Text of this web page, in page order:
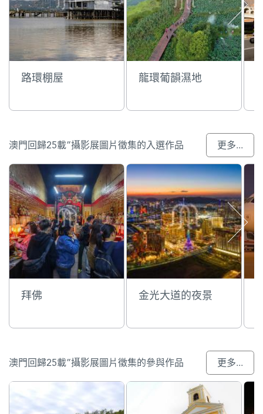
路環棚屋 龍環葡韻濕地
澳門回歸25載”攝影展圖片徵集的入選作品 更多...
拜佛 金光大道的夜景
澳門回歸25載”攝影展圖片徵集的參與作品 更多...